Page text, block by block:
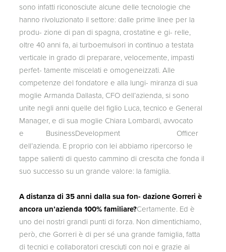
sono infatti riconosciute alcune delle tecnologie che
hanno rivoluzionato il settore: dalle prime linee per la
produ- zione di pan di spagna, crostatine e gi- relle,
oltre 40 anni fa, ai turboemulsori in continuo a testata
verticale in grado di preparare, velocemente, impasti
perfet- tamente miscelati e omogeneizzati. Alle
competenze del fondatore e alla lungi- miranza di sua
moglie Armanda Dallasta, CFO dell’azienda, si sono
unite negli anni quelle del figlio Luca, tecnico e General
Manager, e di sua moglie Chiara Lombardi, avvocato
e BusinessDevelopment Officer
dell’azienda. E proprio con lei abbiamo ripercorso le
tappe salienti di questo cammino di crescita che fonda il
suo successo su un grande valore: la famiglia.
A distanza di 35 anni dalla sua fon- dazione Gorreri è
ancora un’azienda 100% familiare?Certamente. Ed è
uno dei nostri grandi punti di forza. Non dimentichiamo,
però, che Gorreri è di per sé una grande famiglia, fatta
di tecnici e collaboratori cresciuti con noi e grazie ai